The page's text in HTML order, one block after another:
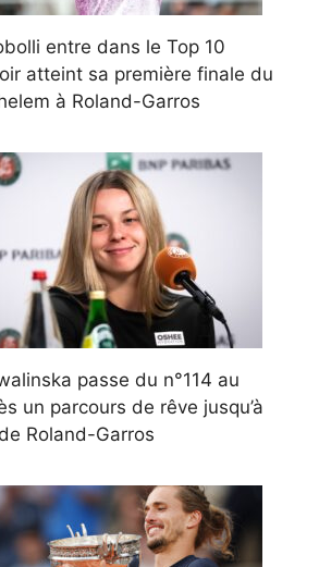
entre dans le Top 10
atteint sa première finale du
à Roland-Garros
passe du n°114 au
un parcours de rêve jusqu’à
Roland-Garros